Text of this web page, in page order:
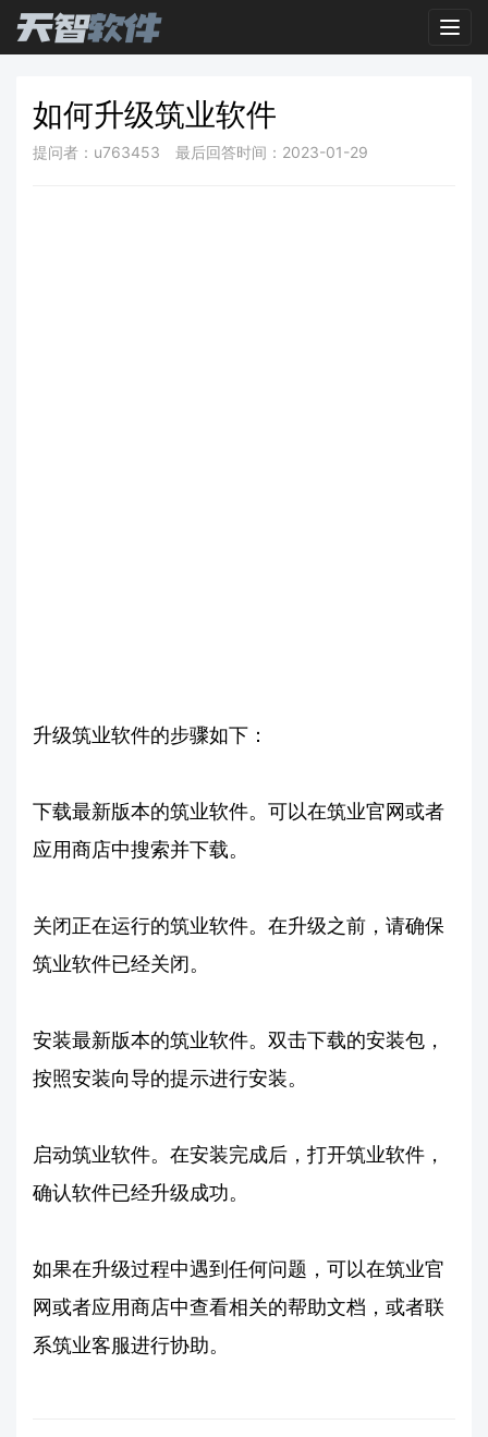
如何升级筑业软件
提问者：u763453 最后回答时间：2023-01-29
升级筑业软件的步骤如下：
下载最新版本的筑业软件。可以在筑业官网或者
应用商店中搜索并下载。
关闭正在运行的筑业软件。在升级之前，请确保
筑业软件已经关闭。
安装最新版本的筑业软件。双击下载的安装包，
按照安装向导的提示进行安装。
启动筑业软件。在安装完成后，打开筑业软件，
确认软件已经升级成功。
如果在升级过程中遇到任何问题，可以在筑业官
网或者应用商店中查看相关的帮助文档，或者联
系筑业客服进行协助。